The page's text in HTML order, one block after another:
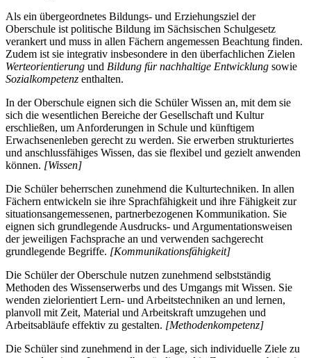
Als ein übergeordnetes Bildungs- und Erziehungsziel der
Oberschule ist politische Bildung im Sächsischen Schulgesetz
verankert und muss in allen Fächern angemessen Beachtung finden.
Zudem ist sie integrativ insbesondere in den überfachlichen Zielen
Werteorientierung und Bildung für nachhaltige Entwicklung sowie
Sozialkompetenz enthalten.
In der Oberschule eignen sich die Schüler Wissen an, mit dem sie
sich die wesentlichen Bereiche der Gesellschaft und Kultur
erschließen, um Anforderungen in Schule und künftigem
Erwachsenenleben gerecht zu werden. Sie erwerben strukturiertes
und anschlussfähiges Wissen, das sie flexibel und gezielt anwenden
können. [Wissen]
Die Schüler beherrschen zunehmend die Kulturtechniken. In allen
Fächern entwickeln sie ihre Sprachfähigkeit und ihre Fähigkeit zur
situationsangemessenen, partnerbezogenen Kommunikation. Sie
eignen sich grundlegende Ausdrucks- und Argumentationsweisen
der jeweiligen Fachsprache an und verwenden sachgerecht
grundlegende Begriffe. [Kommunikationsfähigkeit]
Die Schüler der Oberschule nutzen zunehmend selbstständig
Methoden des Wissenserwerbs und des Umgangs mit Wissen. Sie
wenden zielorientiert Lern- und Arbeitstechniken an und lernen,
planvoll mit Zeit, Material und Arbeitskraft umzugehen und
Arbeitsabläufe effektiv zu gestalten. [Methodenkompetenz]
Die Schüler sind zunehmend in der Lage, sich individuelle Ziele zu